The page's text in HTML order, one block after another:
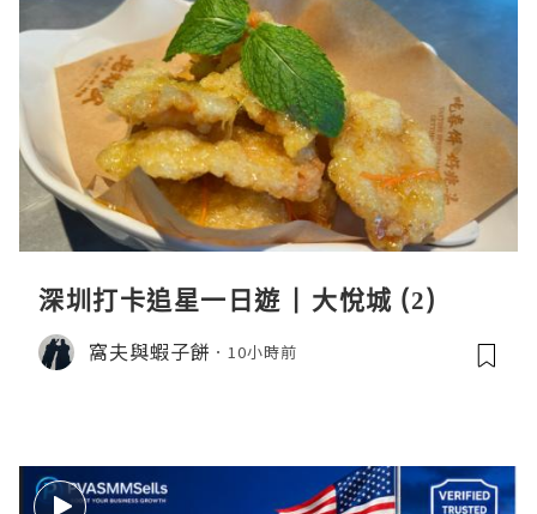
深圳打卡追星一日遊 | 大悅城 (2)
窩夫與蝦子餅 10小時前